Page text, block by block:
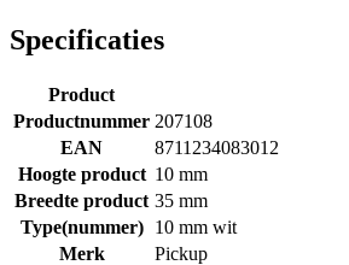
Specificaties
Product
Productnummer 207108
EAN
8711234083012
Hoogte product 10 mm
Breedte product 35 mm
Type(nummer)
10 mm wit
Merk
Pickup